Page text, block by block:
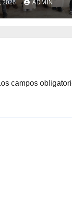
con
del
2026 ADMIN
campos